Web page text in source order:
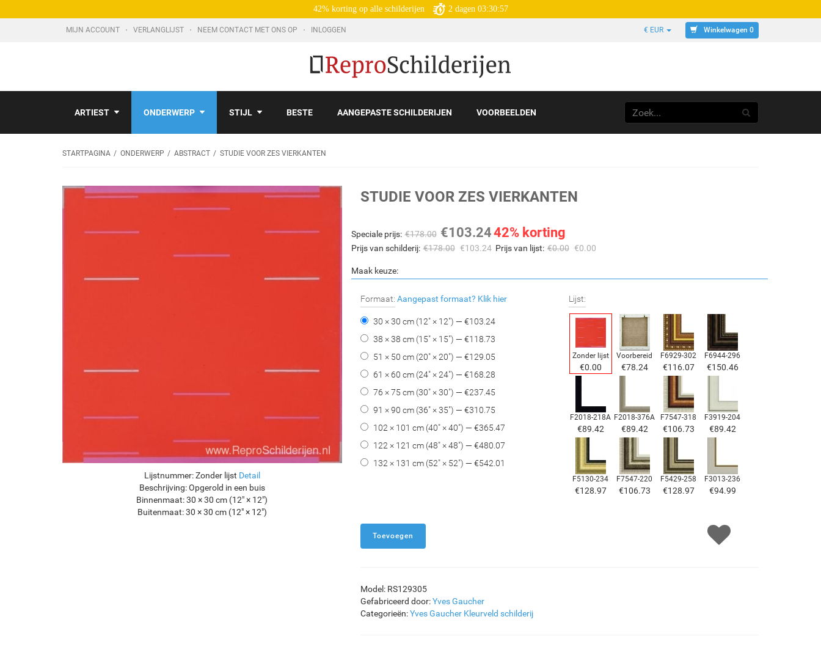
42% korting op alle schilderijen 2 dagen 03:30:56
MIJN ACCOUNT VERLANGLIJST NEEM CONTACT MET ONS OP INLOGGEN € EUR Winkelwagen 0
ARTIEST ONDERWERP STIJL BESTE AANGEPASTE SCHILDERIJEN VOORBEELDEN
STARTPAGINA ONDERWERP ABSTRACT STUDIE VOOR ZES VIERKANTEN
Lijstnummer: Zonder lijst Detail
Beschrijving: Opgerold in een buis
Binnenmaat: 30 × 30 cm (12" × 12")
Buitenmaat: 30 × 30 cm (12" × 12")
STUDIE VOOR ZES VIERKANTEN
Speciale prijs: €178.00 €103.2442% korting
Prijs van schilderij: €178.00 €103.24 Prijs van lijst: €0.00 €0.00
Maak keuze:
Formaat: Aangepast formaat? Klik hier
30 × 30 cm (12" × 12") — €103.24
38 × 38 cm (15" × 15") — €118.73
51 × 50 cm (20" × 20") — €129.05
61 × 60 cm (24" × 24") — €168.28
76 × 75 cm (30" × 30") — €237.45
91 × 90 cm (36" × 35") — €310.75
102 × 101 cm (40" × 40") — €365.47
122 × 121 cm (48" × 48") — €480.07
132 × 131 cm (52" × 52") — €542.01
Lijst:
Zonder lijst
€0.00
Voorbereid
€78.24
F6929-302
€116.07
F6944-296
€150.46
F2018-218A
€89.42
F2018-376A
€89.42
F7547-318
€106.73
F3919-204
€89.42
F5130-234
€128.97
F7547-220
€106.73
F5429-258
€128.97
F3013-236
€94.99
F7034-298
Model: RS129305
Gefabriceerd door:Yves Gaucher
Categorieën:Yves Gaucher Kleurveld schilderij